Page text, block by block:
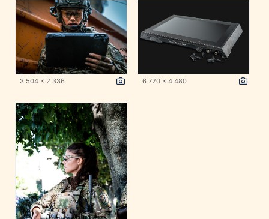
3 504 x 2 336 6 720 x 4 480